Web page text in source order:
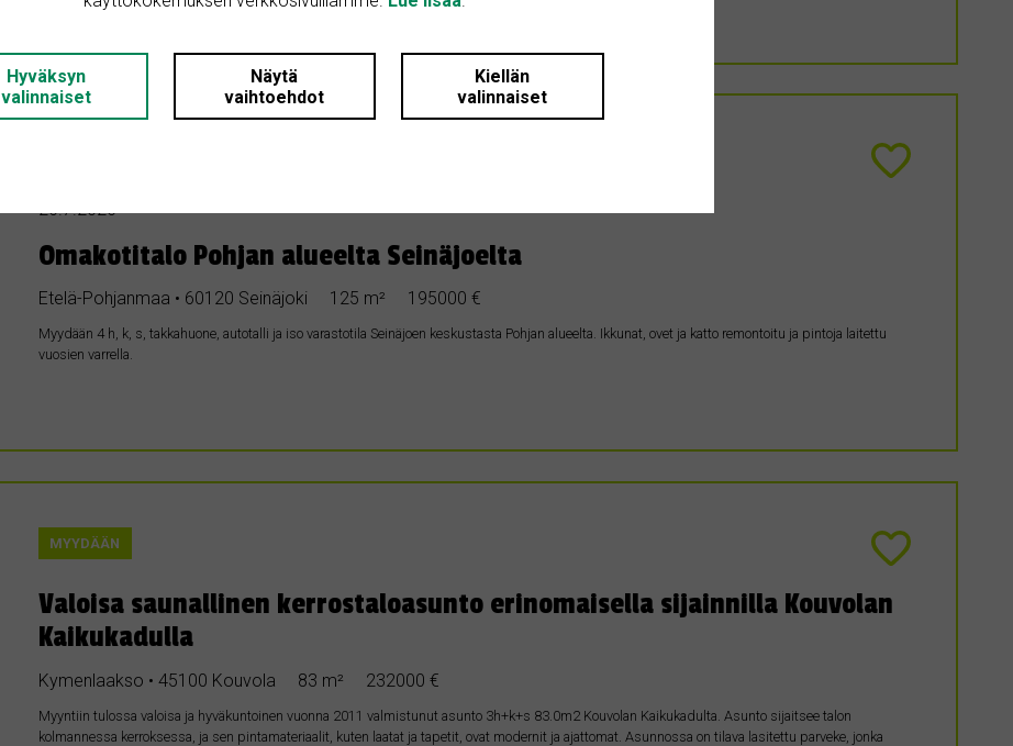
26.7.2026
Omakotitalo Pohjan alueelta Seinäjoelta
Etelä-Pohjanmaa • 60120 Seinäjoki 125 m² 195000 €
Myydään 4 h, k, s, takkahuone, autotalli ja iso varastotila Seinäjoen keskustasta Pohjan alueelta. Ikkunat, ovet ja katto remontoitu ja pintoja laitettu
vuosien varrella.
MYYDÄÄN
Valoisa saunallinen kerrostaloasunto erinomaisella sijainnilla Kouvolan
Kaikukadulla
Kymenlaakso • 45100 Kouvola 83 m² 232000 €
Myyntiin tulossa valoisa ja hyväkuntoinen vuonna 2011 valmistunut asunto 3h+k+s 83.0m2 Kouvolan Kaikukadulta. Asunto sijaitsee talon
kolmannessa kerroksessa, ja sen pintamateriaalit, kuten laatat ja tapetit, ovat modernit ja ajattomat. Asunnossa on tilava lasitettu parveke, jonka
Hyväksyn
valinnaiset
Näytä
vaihtoehdot
Kiellän
valinnaiset